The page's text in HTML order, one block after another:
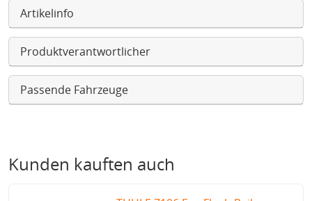
Artikelinfo
Produktverantwortlicher
Passende Fahrzeuge
Kunden kauften auch